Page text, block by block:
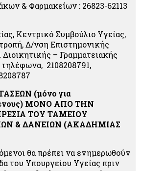
& Φαρμακείων : 26823-62113
Κεντρικό Συμβούλιο Υγείας,
Δ/νση Επιστημονικής
– Γραμματειακής
2108208791,
(μόνο για
ΜΟΝΟ ΑΠΟ ΤΗΝ
ΤΟΥ ΤΑΜΕΙΟΥ
& ΔΑΝΕΙΩΝ (ΑΚΑΔΗΜΙΑΣ
θα πρέπει να ενημερωθούν
του Υπουργείου Υγείας πριν